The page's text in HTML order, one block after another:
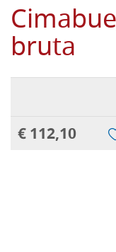
bruta
€ 112,10